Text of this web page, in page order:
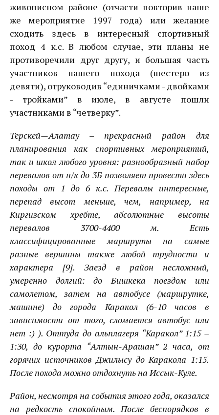
живописном районе (отчасти повторив наше
же мероприятие 1997 года) или желание
сходить здесь в интересный спортивный
поход 4 к.с. В любом случае, эти планы не
противоречили друг другу, и большая часть
участников нашего похода (шестеро из
девяти), отруководив “единичками - двойками
- тройками” в июле, в августе пошли
участниками в “четверку”.
Терскей—Алатау – прекрасный район для
планирования как спортивных мероприятий,
так и школ любого уровня: разнообразный набор
перевалов от н/к до 3Б позволяет провести здесь
походы от 1 до 6 к.с. Перевалы интересные,
перепад высот меньше, чем, например, на
Киргизском хребте, абсолютные высоты
перевалов 3700-4400 м. Есть
классифицированные маршруты на самые
разные вершины также любой трудности и
характера [9]. Заезд в район несложный,
умеренно долгий: до Бишкека поездом или
самолетом, затем на автобусе (маршрутке,
машине) до города Каракол(6-10 часов в
зависимости от того, сломается автобус или
нет :) ). Оттуда до альплагеря “Каракол”1:15 –
1:30, до курорта “Алтын-Арашан”2 часа, от
горячих источников Джилысудо Каракола 1:15.
После похода можно отдохнуть на Иссык-Куле.
Район, несмотря на события этого года, оказался
на редкость спокойным. После беспорядков в